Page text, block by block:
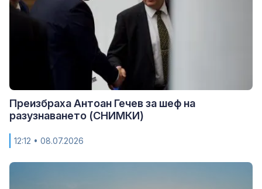
Преизбраха Антоан Гечев за шеф на
разузнаването (СНИМКИ)
12:12 • 08.07.2026